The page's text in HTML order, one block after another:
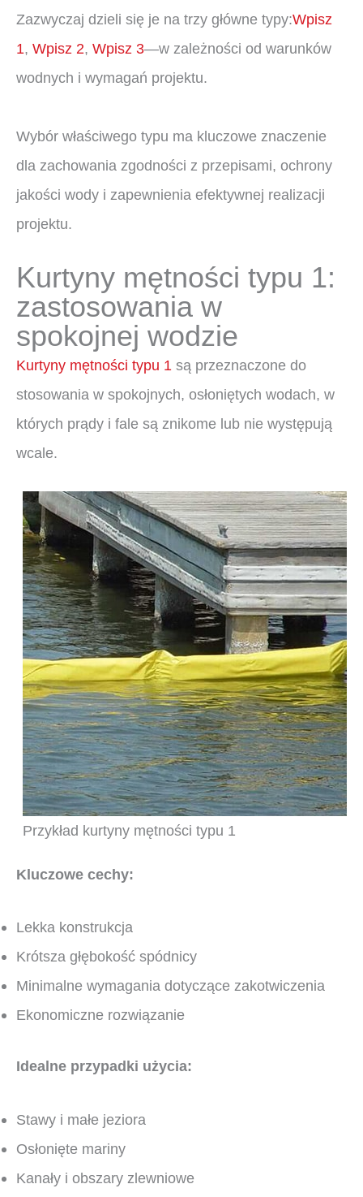
Zazwyczaj dzieli się je na trzy główne typy:Wpisz
1, Wpisz 2, Wpisz 3—w zależności od warunków
wodnych i wymagań projektu.
Wybór właściwego typu ma kluczowe znaczenie
dla zachowania zgodności z przepisami, ochrony
jakości wody i zapewnienia efektywnej realizacji
projektu.
Kurtyny mętności typu 1:
zastosowania w
spokojnej wodzie
Kurtyny mętności typu 1 są przeznaczone do
stosowania w spokojnych, osłoniętych wodach, w
których prądy i fale są znikome lub nie występują
wcale.
Przykład kurtyny mętności typu 1
Kluczowe cechy:
Lekka konstrukcja
Krótsza głębokość spódnicy
Minimalne wymagania dotyczące zakotwiczenia
Ekonomiczne rozwiązanie
Idealne przypadki użycia:
Stawy i małe jeziora
Osłonięte mariny
Kanały i obszary zlewniowe